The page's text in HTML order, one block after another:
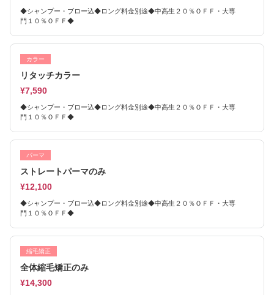
◆シャンプー・ブロー込◆ロング料金別途◆中高生２０％ＯＦＦ・大専
門１０％ＯＦＦ◆
カラー
リタッチカラー
¥7,590
◆シャンプー・ブロー込◆ロング料金別途◆中高生２０％ＯＦＦ・大専
門１０％ＯＦＦ◆
パーマ
ストレートパーマのみ
¥12,100
◆シャンプー・ブロー込◆ロング料金別途◆中高生２０％ＯＦＦ・大専
門１０％ＯＦＦ◆
縮毛矯正
全体縮毛矯正のみ
¥14,300